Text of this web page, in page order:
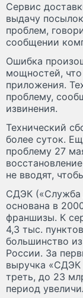
Сервис
выдачу
проблем,
сообщении
Ошибка
мощностей,
приложения.
проблему,
извинения.
Технический
более суток.
проблему 27
не вводят,
СДЭК («Служба
основана в
франшизы. К
4,3 тыс.
большинство
России. За
выручка «СДЭК
треть, до 23
период